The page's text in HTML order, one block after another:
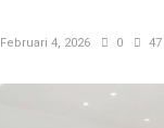
Februari 4, 2026 0 47